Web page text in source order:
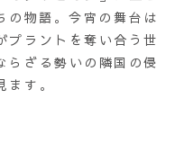
物語。今宵の舞台は
プラントを奪い合う世
らざる勢いの隣国の侵
す。